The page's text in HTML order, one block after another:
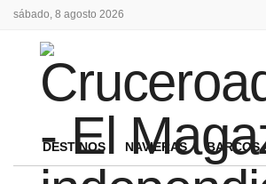
sábado, 8 agosto 2026
DESTINOS NAVIERAS BARCOS